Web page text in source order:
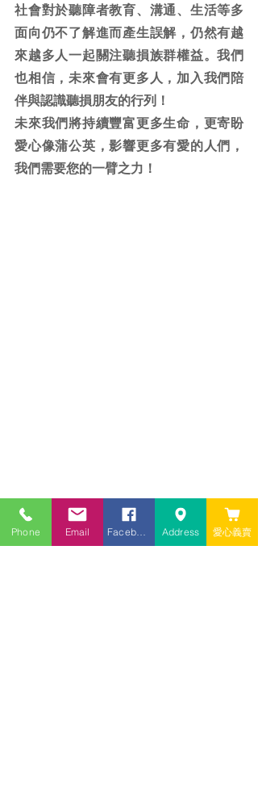
社會對於聽障者教育、溝通、生活等多
面向仍不了解進而產生誤解，仍然有越
來越多人一起關注聽損族群權益。我們
也相信，未來會有更多人，加入我們陪
伴與認識聽損朋友的行列！
未來我們將持續豐富更多生命，更寄盼
愛心像蒲公英，影響更多有愛的人們，
我們需要您的一臂之力！
Phone Email Address 愛心義賣